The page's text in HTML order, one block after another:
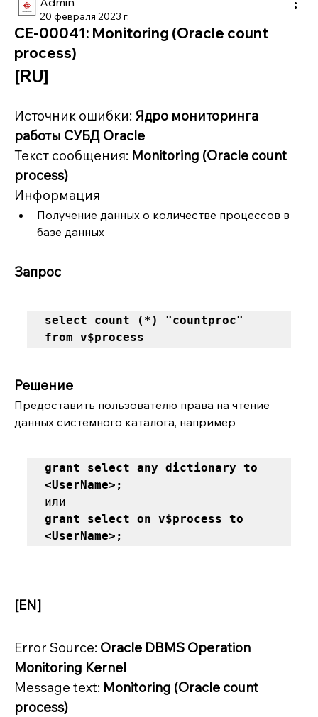
20 февраля 2023 г.
CE-00041: Monitoring (Oracle count
process)
[RU]
Источник ошибки: Ядро мониторинга
работы СУБД Oracle
Текст сообщения: Monitoring (Oracle count
process)
Информация
Получение данных о количестве процессов в
базе данных
Запрос
select count (*) "countproc"
from v$process
Решение
Предоставить пользователю права на чтение
данных системного каталога, например
grant select any dictionary to
<UserName>;
grant select on v$process to
<UserName>;
[EN]
Error Source: Oracle DBMS Operation
Monitoring Kernel
Message text: Monitoring (Oracle count
process)